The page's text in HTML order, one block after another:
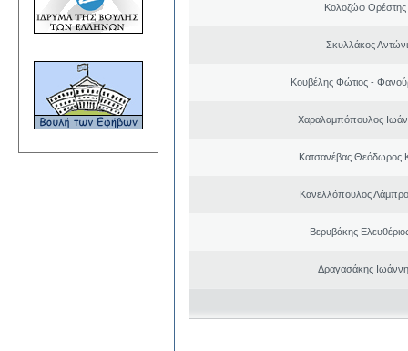
Κολοζώφ
Σκυλλάκος
Κουβέλης Φώτιος -
Χαραλαμπόπουλος
Κατσανέβας Θεόδωρος
Κανελλόπουλος
Βερυβάκης
Δραγασάκης